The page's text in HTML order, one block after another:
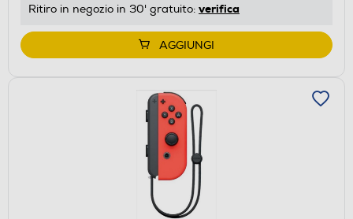
Ritiro in negozio in 30' gratuito: verifica
AGGIUNGI